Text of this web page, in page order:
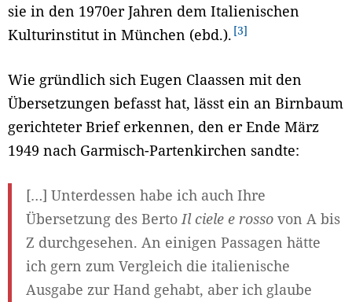
sie in den 1970er Jahren dem Italienischen
Kulturinstitut in München (ebd.). 3
Wie gründlich sich Eugen Claassen mit den
Übersetzungen befasst hat, lässt ein an Birnbaum
gerichteter Brief erkennen, den er Ende März
1949 nach Garmisch-Partenkirchen sandte:
[…] Unterdessen habe ich auch Ihre
Übersetzung des Berto Il ciele e rossovon A bis
Z durchgesehen. An einigen Passagen hätte
ich gern zum Vergleich die italienische
Ausgabe zur Hand gehabt, aber ich glaube